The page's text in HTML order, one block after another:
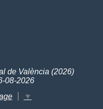
de València (2026)
08-2026
▼